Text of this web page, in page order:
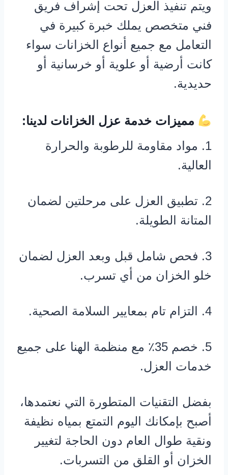
ويتم تنفيذ العزل تحت إشراف فريق
فني متخصص يملك خبرة كبيرة في
التعامل مع جميع أنواع الخزانات سواء
كانت أرضية أو علوية أو خرسانية أو
حديدية.
مميزات خدمة عزل الخزانات لدينا:
1. مواد مقاومة للرطوبة والحرارة
العالية.
2. تطبيق العزل على مرحلتين لضمان
المتانة الطويلة.
3. فحص شامل قبل وبعد العزل لضمان
خلو الخزان من أي تسرب.
4. التزام تام بمعايير السلامة الصحية.
5. خصم 35٪ مع منظمة الهنا على جميع
خدمات العزل.
بفضل التقنيات المتطورة التي نعتمدها،
أصبح بإمكانك اليوم التمتع بمياه نظيفة
ونقية طوال العام دون الحاجة لتغيير
الخزان أو القلق من التسربات.